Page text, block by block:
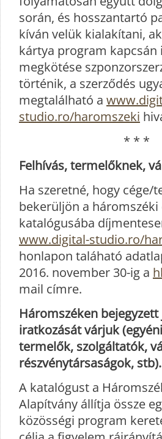
során, és hosszantartó
kíván velük kialakítani,
kártya program kapcsán
megkötése
történik, a szerződés
megtalálható a
studio.ro/haromszeki
* * *
Felhívás, termelőknek,
Ha szeretné, hogy cége/
bekerüljön a
katalógusába
www.digital-studio.ro/
honlapon taláható
2016. november 30-ig a
mail címre.
Háromszéken
iratkozását várjuk
termelők, szolgáltatók,
részvénytársaságok, stb).
A katalógust a
Alapítvány állítja össze
közösségi program